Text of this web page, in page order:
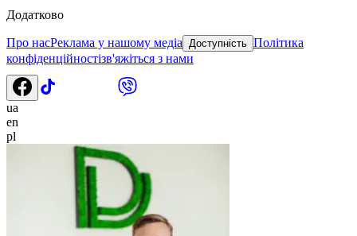
Додатково
Про насРеклама у нашому медіа Доступність Політика
конфіденційностізв'яжіться з нами
ua
en
pl